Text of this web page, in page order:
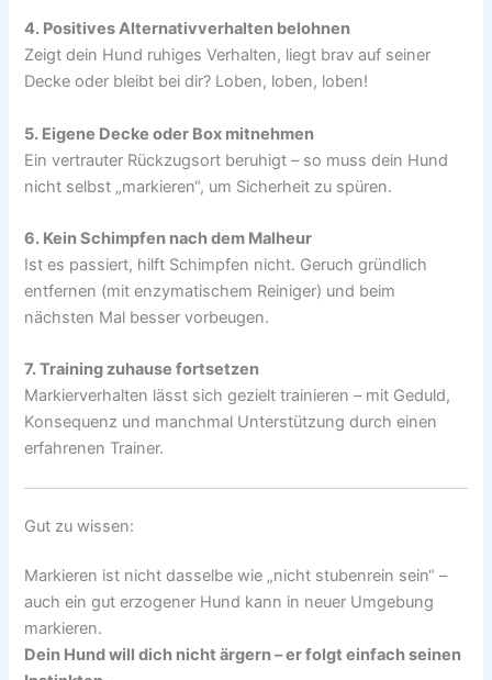
4. Positives Alternativverhalten belohnen
Zeigt dein Hund ruhiges Verhalten, liegt brav auf seiner
Decke oder bleibt bei dir? Loben, loben, loben!
5. Eigene Decke oder Box mitnehmen
Ein vertrauter Rückzugsort beruhigt – so muss dein Hund
nicht selbst „markieren“, um Sicherheit zu spüren.
6. Kein Schimpfen nach dem Malheur
Ist es passiert, hilft Schimpfen nicht. Geruch gründlich
entfernen (mit enzymatischem Reiniger) und beim
nächsten Mal besser vorbeugen.
7. Training zuhause fortsetzen
Markierverhalten lässt sich gezielt trainieren – mit Geduld,
Konsequenz und manchmal Unterstützung durch einen
erfahrenen Trainer.
Gut zu wissen:
Markieren ist nicht dasselbe wie „nicht stubenrein sein“ –
auch ein gut erzogener Hund kann in neuer Umgebung
markieren.
Dein Hund will dich nicht ärgern – er folgt einfach seinen